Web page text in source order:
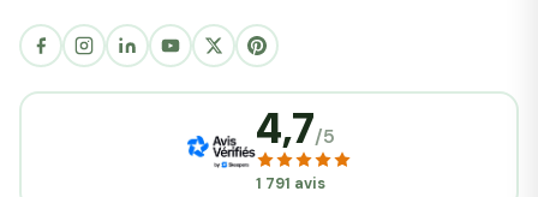
4,7/5
1 791 avis